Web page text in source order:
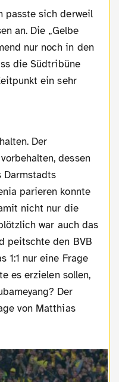
an. Die „Gelbe
nur noch in den
die Südtribüne
ein sehr
dessen
Darmstadts
parieren konnte
nicht nur die
war auch das
peitschte den BVB
1:1 nur eine Frage
es erzielen sollen,
Der
von Matthias